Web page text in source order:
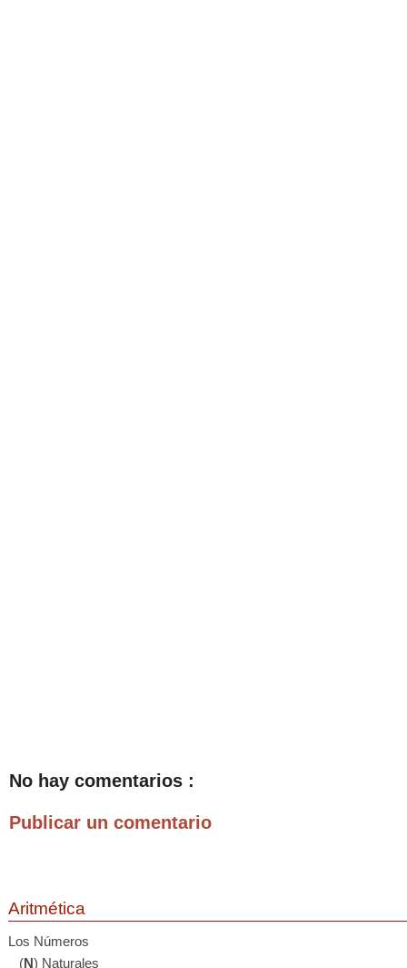
No hay comentarios :
Publicar un comentario
Aritmética
Los Números
(N) Naturales